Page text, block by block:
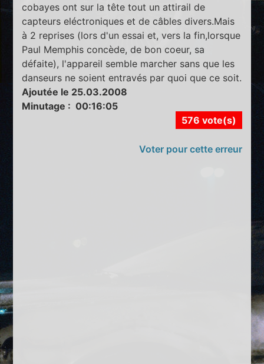
cobayes ont sur la tête tout un attirail de
capteurs eléctroniques et de câbles divers.Mais
à 2 reprises (lors d'un essai et, vers la fin,lorsque
Paul Memphis concède, de bon coeur, sa
défaite), l'appareil semble marcher sans que les
danseurs ne soient entravés par quoi que ce soit.
Ajoutée le 25.03.2008
Minutage : 00:16:05
576 vote(s)
Voter pour cette erreur